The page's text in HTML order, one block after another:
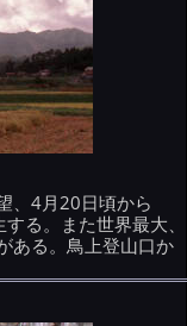
、4月20日頃から
る。また世界最大、
ある。鳥上登山口か